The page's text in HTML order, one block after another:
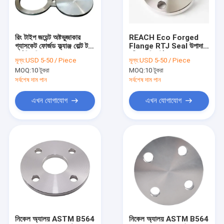
কারখানা ভ্রমণ
যোগাযোগ করুন
উদ্ধৃতির জন্য আবেদন
বাট ঢালাই জিনিসপত্র
স্টেইনলেস স্টীল কনুই
স্টেইনলেস স্টীল টি
রিং টাইপ জয়েন্ট অষ্টভুজাকার
গ্যাসকেট ফোর্জড ফ্ল্যাঞ্জ বোল্ট টর্ক
মূল্য:USD 5-50 / Piece
MOQ:10 টুকরা
সর্বশেষ দাম পান
এখন যোগাযোগ
REACH Eco Forged
Flange RTJ Seal উপাদান
মূল্য:USD 5-50 / Piece
MOQ:10 টুকরা
সর্বশেষ দাম পান
এখন যোগাযোগ
নিকেল অ্যালয় ASTM B564
নিকেল অ্যালয় ASTM B564